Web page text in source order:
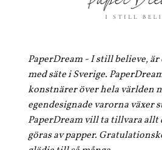
PaperDream - I still believe,
med säte i Sverige.
konstnärer över hela världen
egendesignade varorna växer
PaperDream vill ta tillvara allt
göras av papper.